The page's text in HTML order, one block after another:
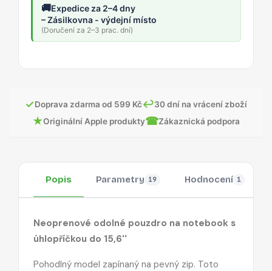
🚚Expedice za 2–4 dny
– Zásilkovna - výdejní místo
(Doručení za 2–3 prac. dní)
✓Doprava zdarma od 599 Kč↩30 dní na vrácení zboží
★Originální Apple produkty☎Zákaznická podpora
Popis Parametry 19 Hodnocení 1
Neoprenové odolné pouzdro na notebook s
úhlopříčkou do 15,6''
Pohodlný model zapínaný na pevný zip. Toto